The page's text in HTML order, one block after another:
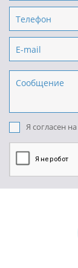
Я согласен на